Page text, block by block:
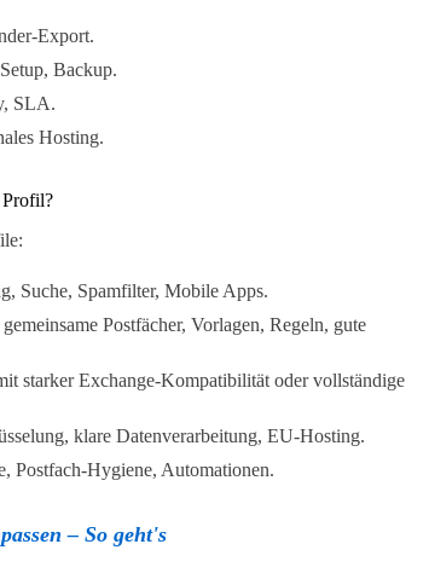
Export.
Backup.
SLA.
Hosting.
Profil?
Suche, Spamfilter, Mobile Apps.
Postfächer, Vorlagen, Regeln, gute
starker Exchange-Kompatibilität oder vollständige
klare Datenverarbeitung, EU-Hosting.
Postfach-Hygiene, Automationen.
– So geht's